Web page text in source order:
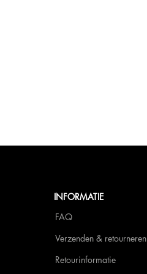
INFORMATIE
FAQ
Verzenden & retourneren
Retourinformatie